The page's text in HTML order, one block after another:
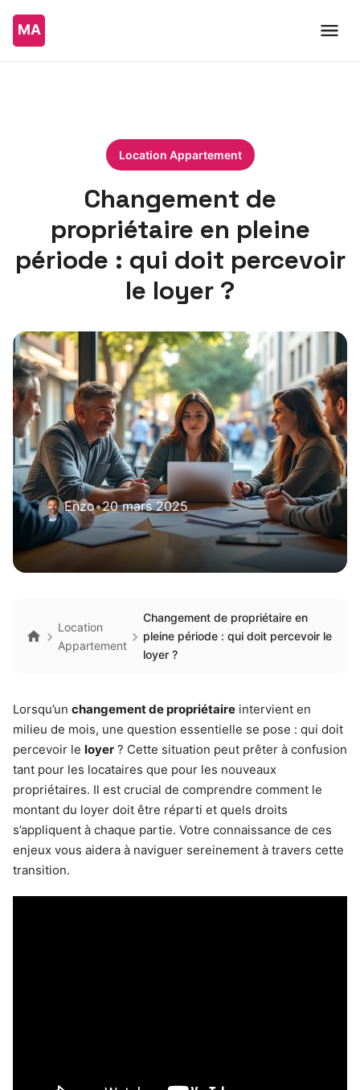
Location Appartement
Changement de
propriétaire en pleine
période : qui doit percevoir
le loyer ?
Enzo•20 mars 2025
Location
Appartement
Changement de propriétaire en
pleine période : qui doit percevoir le
loyer ?
Lorsqu’un changement de propriétaire intervient en
milieu de mois, une question essentielle se pose : qui doit
percevoir le loyer ? Cette situation peut prêter à confusion
tant pour les locataires que pour les nouveaux
propriétaires. Il est crucial de comprendre comment le
montant du loyer doit être réparti et quels droits
s’appliquent à chaque partie. Votre connaissance de ces
enjeux vous aidera à naviguer sereinement à travers cette
transition.